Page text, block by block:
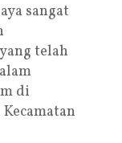
sangat
telah
di